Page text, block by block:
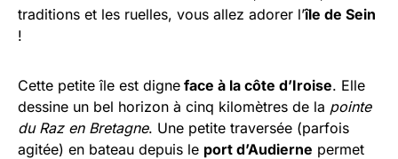
traditions et les ruelles, vous allez adorer l’île de Sein
!
Cette petite île est digne face à la côte d’Iroise. Elle
dessine un bel horizon à cinq kilomètres de la pointe
du Raz en Bretagne. Une petite traversée (parfois
agitée) en bateau depuis le port d’Audierne permet